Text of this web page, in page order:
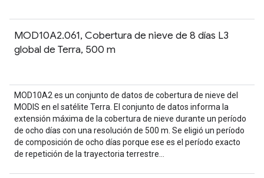
MOD10A2.061, Cobertura de nieve de 8 días L3
global de Terra, 500 m
MOD10A2 es un conjunto de datos de cobertura de nieve del
MODIS en el satélite Terra. El conjunto de datos informa la
extensión máxima de la cobertura de nieve durante un período
de ocho días con una resolución de 500 m. Se eligió un período
de composición de ocho días porque ese es el período exacto
de repetición de la trayectoria terrestre…